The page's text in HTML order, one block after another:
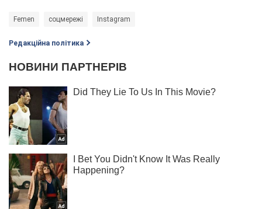
Femen соцмережі Instagram
Редакційна політика